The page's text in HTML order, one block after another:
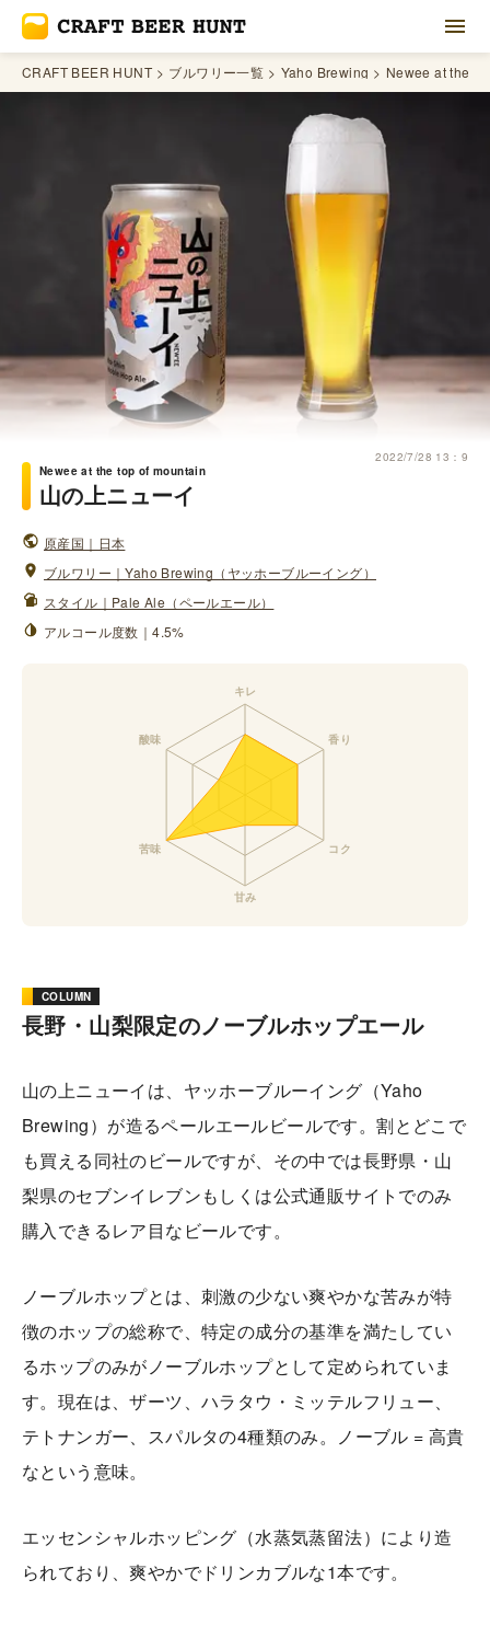
CRAFT BEER HUNT ブルワリー一覧 Yaho Brewing Newee at the
2022/7/28 13：9
Newee at the top of mountain
山の上ニューイ
原産国｜日本
ブルワリー｜Yaho Brewing（ヤッホーブルーイング）
スタイル｜Pale Ale（ペールエール）
アルコール度数｜4.5%
COLUMN
長野・山梨限定のノーブルホップエール
山の上ニューイは、ヤッホーブルーイング（Yaho
Brewing）が造るペールエールビールです。割とどこで
も買える同社のビールですが、その中では長野県・山
梨県のセブンイレブンもしくは公式通販サイトでのみ
購入できるレア目なビールです。
ノーブルホップとは、刺激の少ない爽やかな苦みが特
徴のホップの総称で、特定の成分の基準を満たしてい
るホップのみがノーブルホップとして定められていま
す。現在は、ザーツ、ハラタウ・ミッテルフリュー、
テトナンガー、スパルタの4種類のみ。ノーブル = 高貴
なという意味。
エッセンシャルホッピング（水蒸気蒸留法）により造
られており、爽やかでドリンカブルな1本です。